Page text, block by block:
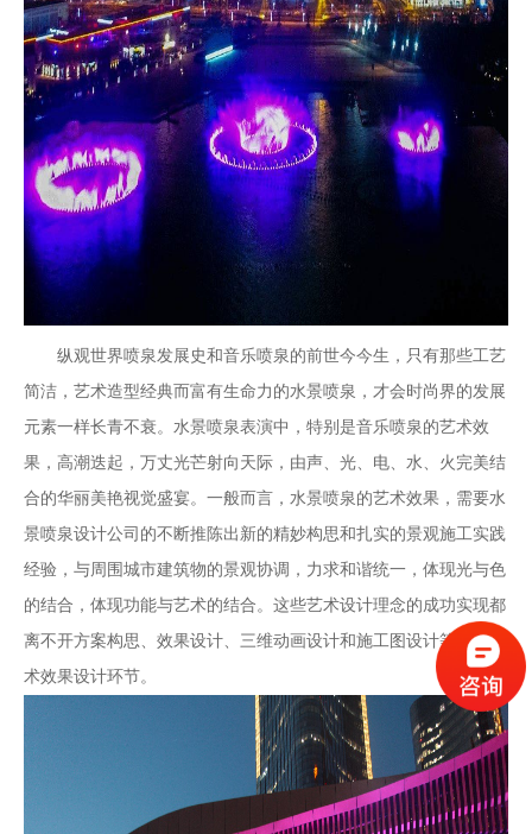
纵观世界喷泉发展史和音乐喷泉的前世今今生，只有那些工艺
简洁，艺术造型经典而富有生命力的水景喷泉，才会时尚界的发展
元素一样长青不衰。水景喷泉表演中，特别是音乐喷泉的艺术效
果，高潮迭起，万丈光芒射向天际，由声、光、电、水、火完美结
合的华丽美艳视觉盛宴。一般而言，水景喷泉的艺术效果，需要水
景喷泉设计公司的不断推陈出新的精妙构思和扎实的景观施工实践
经验，与周围城市建筑物的景观协调，力求和谐统一，体现光与色
的结合，体现功能与艺术的结合。这些艺术设计理念的成功实现都
离不开方案构思、效果设计、三维动画设计和施工图设计等几个艺
术效果设计环节。